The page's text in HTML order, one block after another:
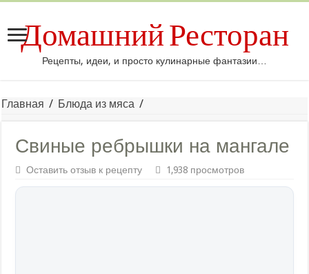
Домашний Ресторан
Рецепты, идеи, и просто кулинарные фантазии…
Главная / Блюда из мяса /
Свиные ребрышки на мангале
Оставить отзыв к рецепту 1,938 просмотров